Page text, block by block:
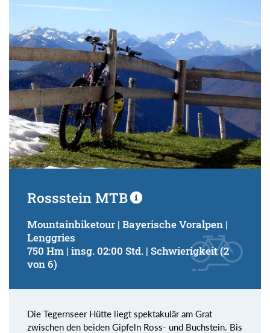
Rossstein MTB
Mountainbiketour | Bayerische Voralpen |
Lenggries
750 Hm | insg. 02:00 Std. | Schwierigkeit (2
von 6)
Die Tegernseer Hütte liegt spektakulär am Grat
zwischen den beiden Gipfeln Ross- und Buchstein. Bis